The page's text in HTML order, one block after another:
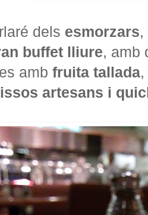
dels esmorzars,
buffet lliure, amb
amb fruita tallada,
artesans i